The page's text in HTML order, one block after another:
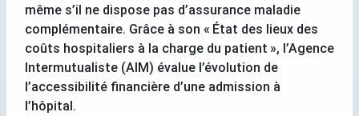
même s’il ne dispose pas d’assurance maladie
complémentaire. Grâce à son « État des lieux des
coûts hospitaliers à la charge du patient », l’Agence
Intermutualiste (AIM) évalue l’évolution de
l’accessibilité financière d’une admission à
l’hôpital.